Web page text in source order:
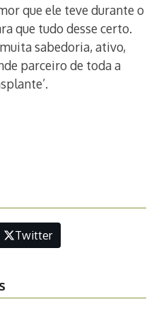
que ele teve durante o
que tudo desse certo.
sabedoria, ativo,
parceiro de toda a
Twitter